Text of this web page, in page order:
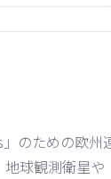
のための欧州
球観測衛星や